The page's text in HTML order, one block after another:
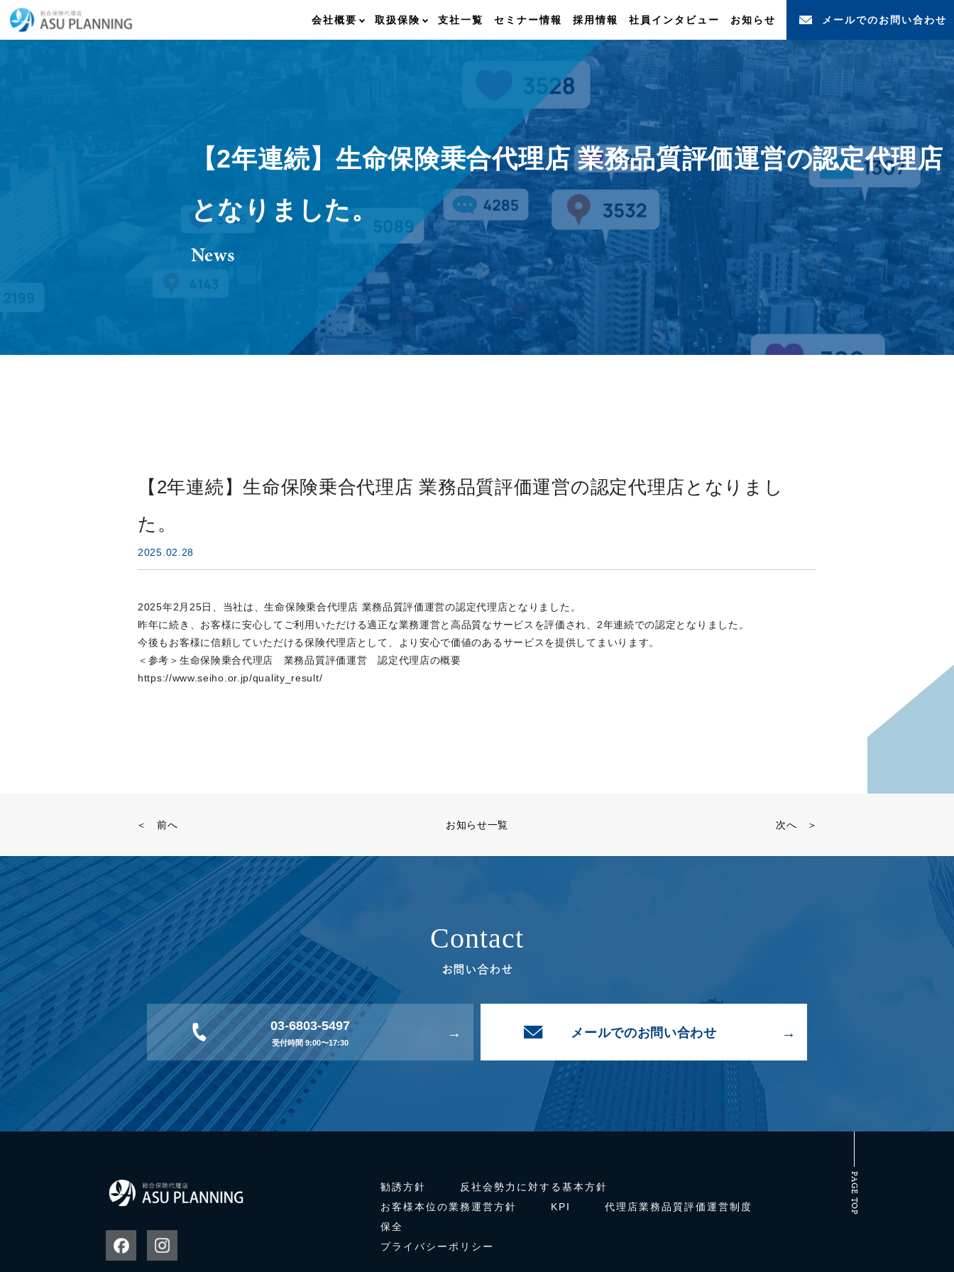
会社概要 取扱保険 支社一覧 セミナー情報 採用情報 社員インタビュー お知らせ メールでのお問い合わせ
【2年連続】生命保険乗合代理店 業務品質評価運営の認定代理店
となりました。
News
【2年連続】生命保険乗合代理店 業務品質評価運営の認定代理店となりまし
た。
2025.02.28
2025年2月25日、当社は、生命保険乗合代理店 業務品質評価運営の認定代理店となりました。
昨年に続き、お客様に安心してご利用いただける適正な業務運営と高品質なサービスを評価され、2年連続での認定となりました。
今後もお客様に信頼していただける保険代理店として、より安心で価値のあるサービスを提供してまいります。
＜参考＞生命保険乗合代理店 業務品質評価運営 認定代理店の概要
https://www.seiho.or.jp/quality_result/
＜ 前へ お知らせ一覧 次へ ＞
Contact
お問い合わせ
03-6803-5497
受付時間 9:00〜17:30
メールでのお問い合わせ
PAGE TOP
勧誘方針
反社会勢力に対する基本方針
お客様本位の業務運営方針
KPI
代理店業務品質評価運営制度
保全
プライバシーポリシー